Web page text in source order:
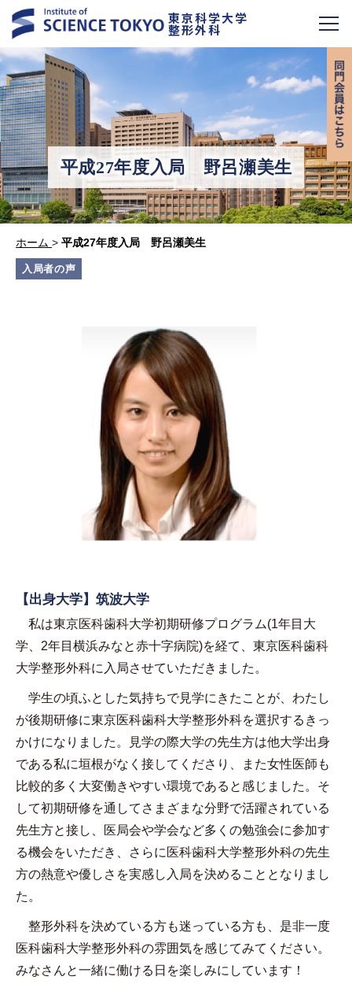
東京科学大学
整形外科
平成27年度入局 野呂瀬美生
ホーム > 平成27年度入局 野呂瀬美生
入局者の声
【出身大学】筑波大学
私は東京医科歯科大学初期研修プログラム(1年目大
学、2年目横浜みなと赤十字病院)を経て、東京医科歯科
大学整形外科に入局させていただきました。
学生の頃ふとした気持ちで見学にきたことが、わたし
が後期研修に東京医科歯科大学整形外科を選択するきっ
かけになりました。見学の際大学の先生方は他大学出身
である私に垣根がなく接してくださり、また女性医師も
比較的多く大変働きやすい環境であると感じました。そ
して初期研修を通してさまざまな分野で活躍されている
先生方と接し、医局会や学会など多くの勉強会に参加す
る機会をいただき、さらに医科歯科大学整形外科の先生
方の熱意や優しさを実感し入局を決めることとなりまし
た。
整形外科を決めている方も迷っている方も、是非一度
医科歯科大学整形外科の雰囲気を感じてみてください。
みなさんと一緒に働ける日を楽しみにしています！